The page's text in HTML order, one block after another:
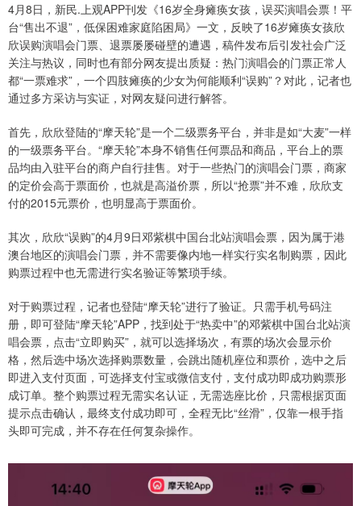
4月8日，新民.上观APP刊发《16岁全身瘫痪女孩，误买演唱会票！平
台“售出不退”，低保困难家庭陷困局》一文，反映了16岁瘫痪女孩欣
欣误购演唱会门票、退票屡屡碰壁的遭遇，稿件发布后引发社会广泛
关注与热议，同时也有部分网友提出质疑：热门演唱会的门票正常人
都“一票难求”，一个四肢瘫痪的少女为何能顺利“误购”？对此，记者也
通过多方采访与实证，对网友疑问进行解答。
首先，欣欣登陆的“摩天轮”是一个二级票务平台，并非是如“大麦”一样
的一级票务平台。“摩天轮”本身不销售任何票品和商品，平台上的票
品均由入驻平台的商户自行挂售。对于一些热门的演唱会门票，商家
的定价会高于票面价，也就是高溢价票，所以“抢票”并不难，欣欣支
付的2015元票价，也明显高于票面价。
其次，欣欣“误购”的4月9日邓紫棋中国台北站演唱会票，因为属于港
澳台地区的演唱会门票，并不需要像内地一样实行实名制购票，因此
购票过程中也无需进行实名验证等繁琐手续。
对于购票过程，记者也登陆“摩天轮”进行了验证。只需手机号码注
册，即可登陆“摩天轮”APP，找到处于“热卖中”的邓紫棋中国台北站演
唱会票，点击“立即购买”，就可以选择场次，有票的场次会显示价
格，然后选中场次选择购票数量，会跳出随机座位和票价，选中之后
即进入支付页面，可选择支付宝或微信支付，支付成功即成功购票形
成订单。整个购票过程无需实名认证，无需选座比价，只需根据页面
提示点击确认，最终支付成功即可，全程无比“丝滑”，仅靠一根手指
头即可完成，并不存在任何复杂操作。